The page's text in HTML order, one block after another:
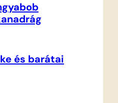
és barátai